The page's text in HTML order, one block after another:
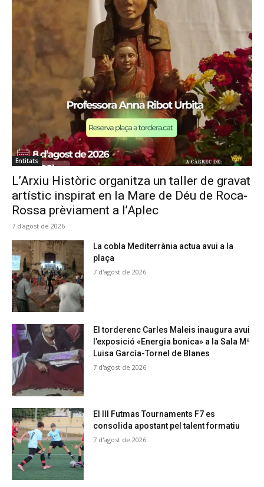
Entitats
L’Arxiu Històric organitza un taller de gravat
artístic inspirat en la Mare de Déu de Roca-
Rossa prèviament a l’Aplec
7 d'agost de 2026
La cobla Mediterrània actua avui a la
plaça
7 d'agost de 2026
El torderenc Carles Maleis inaugura avui
l’exposició «Energia bonica» a la Sala Mª
Luisa García-Tornel de Blanes
7 d'agost de 2026
El III Futmas Tournaments F7 es
consolida apostant pel talent formatiu
7 d'agost de 2026